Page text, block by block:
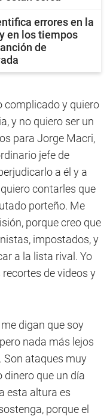
errores en la
en los tiempos
de
complicado y quiero
y no quiero ser un
para Jorge Macri,
jefe de
a él y a
contarles que
porteño. Me
porque creo que
impostados, y
a la lista rival. Yo
de videos y
digan que soy
nada más lejos
Son ataques muy
que un día
esta altura es
porque el